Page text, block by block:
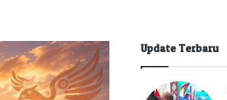
Update Terbaru